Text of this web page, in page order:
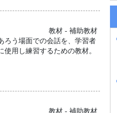
教材 - 補助教材
ろう場面での会話を、学習者
用し練習するための教材。
教材 - 補助教材